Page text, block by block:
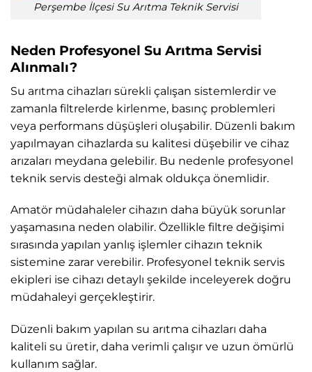
Perşembe İlçesi Su Arıtma Teknik Servisi
Neden Profesyonel Su Arıtma Servisi
Alınmalı?
Su arıtma cihazları sürekli çalışan sistemlerdir ve
zamanla filtrelerde kirlenme, basınç problemleri
veya performans düşüşleri oluşabilir. Düzenli bakım
yapılmayan cihazlarda su kalitesi düşebilir ve cihaz
arızaları meydana gelebilir. Bu nedenle profesyonel
teknik servis desteği almak oldukça önemlidir.
Amatör müdahaleler cihazın daha büyük sorunlar
yaşamasına neden olabilir. Özellikle filtre değişimi
sırasında yapılan yanlış işlemler cihazın teknik
sistemine zarar verebilir. Profesyonel teknik servis
ekipleri ise cihazı detaylı şekilde inceleyerek doğru
müdahaleyi gerçekleştirir.
Düzenli bakım yapılan su arıtma cihazları daha
kaliteli su üretir, daha verimli çalışır ve uzun ömürlü
kullanım sağlar.